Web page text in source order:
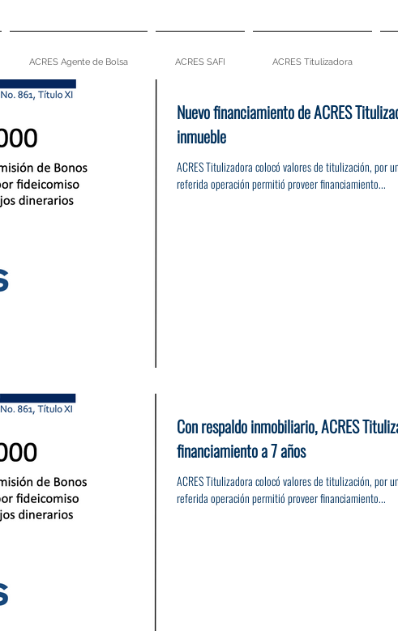
ACRES Agente de Bolsa ACRES SAFI ACRES Titulizadora
Nuevo financiamiento de ACRES
inmueble
ACRES Titulizadora colocó valores de titulización, por
referida operación permitió proveer financiamiento...
Con respaldo inmobiliario, ACRES
financiamiento a 7 años
ACRES Titulizadora colocó valores de titulización, por
referida operación permitió proveer financiamiento...